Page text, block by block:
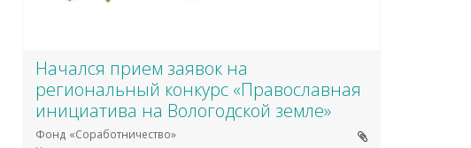
Начался прием заявок на
региональный конкурс «Православная
инициатива на Вологодской земле»
Фонд «Соработничество»